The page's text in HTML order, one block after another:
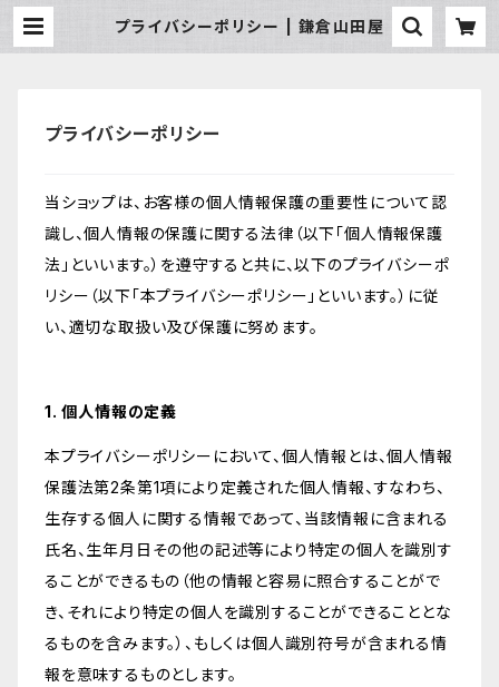
プライバシーポリシー | 鎌倉山田屋
プライバシーポリシー
当ショップは、お客様の個人情報保護の重要性について認
識し、個人情報の保護に関する法律（以下「個人情報保護
法」といいます。）を遵守すると共に、以下のプライバシーポ
リシー（以下「本プライバシーポリシー」といいます。）に従
い、適切な取扱い及び保護に努めます。
1. 個人情報の定義
本プライバシーポリシーにおいて、個人情報とは、個人情報
保護法第2条第1項により定義された個人情報、すなわち、
生存する個人に関する情報であって、当該情報に含まれる
氏名、生年月日その他の記述等により特定の個人を識別す
ることができるもの（他の情報と容易に照合することがで
き、それにより特定の個人を識別することができることとな
るものを含みます。）、もしくは個人識別符号が含まれる情
報を意味するものとします。